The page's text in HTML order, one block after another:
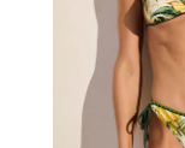
Vyrobena
schnutí.
Vyznačuje
dodává